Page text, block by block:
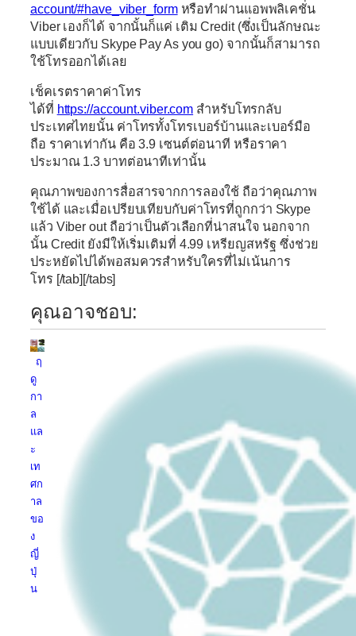
account/#have_viber_formหรือทำผ่านแอพพลิเคชั่น
Viber เองก็ได้ จากนั้นก็แค่ เติม Credit (ซึ่งเป็นลักษณะ
แบบเดียวกับ Skype Pay As you go) จากนั้นก็สามารถ
ใช้โทรออกได้เลย
เช็คเรตราคาค่าโทร
ได้ที่ https://account.viber.com สำหรับโทรกลับ
ประเทศไทยนั้น ค่าโทรทั้งโทรเบอร์บ้านและเบอร์มือ
ถือ ราคาเท่ากัน คือ 3.9 เซนต์ต่อนาที หรือราคา
ประมาณ 1.3 บาทต่อนาทีเท่านั้น
คุณภาพของการสื่อสารจากการลองใช้ ถือว่าคุณภาพ
ใช้ได้ และเมื่อเปรียบเทียบกับค่าโทรที่ถูกกว่า Skype
แล้ว Viber out ถือว่าเป็นตัวเลือกที่น่าสนใจ นอกจาก
นั้น Credit ยังมีให้เริ่มเติมที่ 4.99 เหรียญสหรัฐ ซึ่งช่วย
ประหยัดไปได้พอสมควรสำหรับใครที่ไม่เน้นการ
โทร [/tab][/tabs]
คุณอาจชอบ:
ฤ
ดู
กา
ล
แล
ะ
เท
ศก
าล
ขอ
ง
ญี่
ปุ่
น